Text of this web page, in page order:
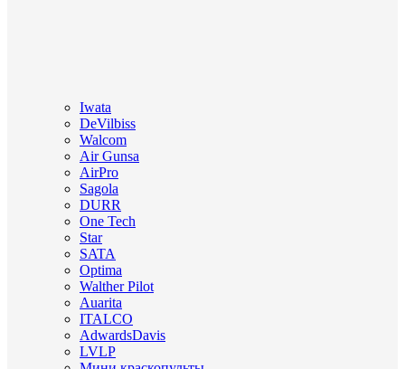
Iwata
DeVilbiss
Walcom
Air Gunsa
AirPro
Sagola
DURR
One Tech
Star
SATA
Optima
Walther Pilot
Auarita
ITALCO
AdwardsDavis
LVLP